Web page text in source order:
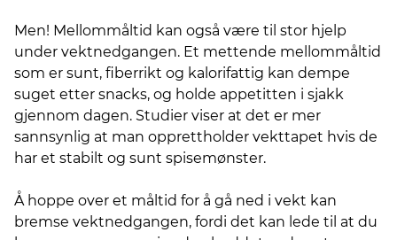
Men! Mellommåltid kan også være til stor hjelp
under vektnedgangen. Et mettende mellommåltid
som er sunt, fiberrikt og kalorifattig kan dempe
suget etter snacks, og holde appetitten i sjakk
gjennom dagen. Studier viser at det er mer
sannsynlig at man opprettholder vekttapet hvis de
har et stabilt og sunt spisemønster.
Å hoppe over et måltid for å gå ned i vekt kan
bremse vektnedgangen, fordi det kan lede til at du